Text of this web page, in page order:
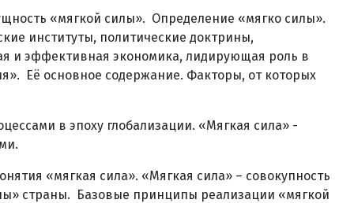
«мягкой силы». Определение «мягко силы».
институты, политические доктрины,
и эффективная экономика, лидирующая роль в
Её основное содержание. Факторы, от которых
в эпоху глобализации. «Мягкая сила» -
«мягкая сила». «Мягкая сила» – совокупность
страны. Базовые принципы реализации «мягкой